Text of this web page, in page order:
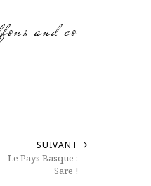
and co
SUIVANT
Le Pays Basque :
Sare !